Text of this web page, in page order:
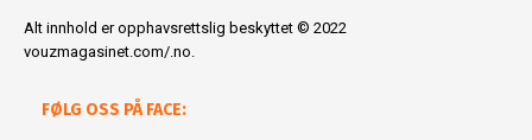
Alt innhold er opphavsrettslig beskyttet © 2022
vouzmagasinet.com/.no.
FØLG OSS PÅ FACE: